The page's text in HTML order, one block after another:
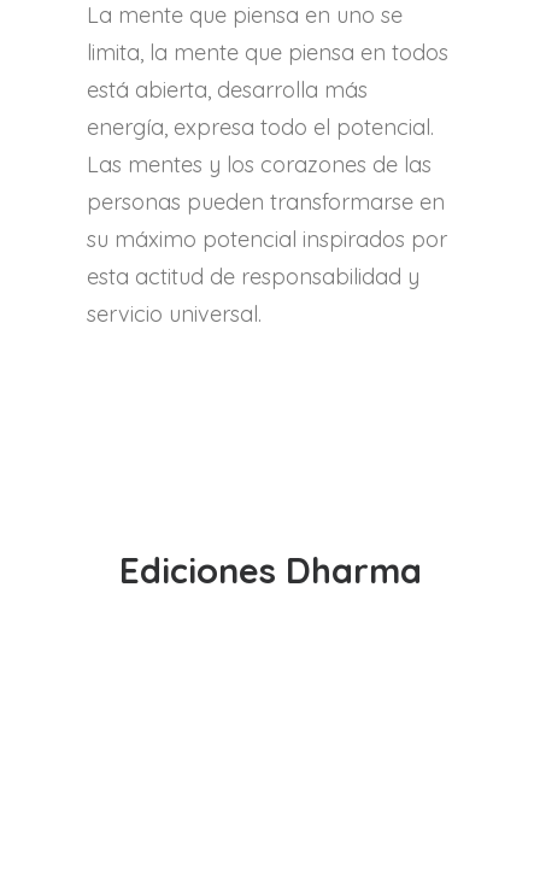
La mente que piensa en uno se
limita, la mente que piensa en todos
está abierta, desarrolla más
energía, expresa todo el potencial.
Las mentes y los corazones de las
personas pueden transformarse en
su máximo potencial inspirados por
esta actitud de responsabilidad y
servicio universal.
Ediciones Dharma